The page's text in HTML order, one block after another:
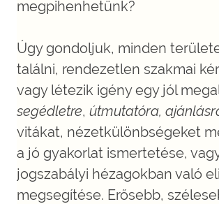
megpihenhetünk?
Úgy gondoljuk, minden
találni, rendezetlen szakmai
vagy létezik igény egy jól
segédletre, útmutatóra,
vitákat, nézetkülönbségeket
a jó gyakorlat ismertetése,
jogszabályi hézagokban való
megsegítése. Erősebb,